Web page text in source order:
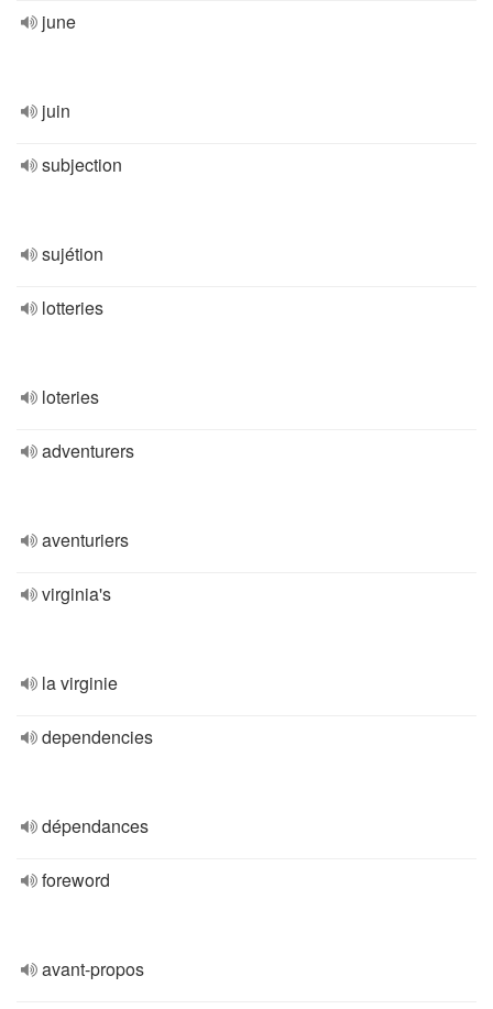
june
juin
subjection
sujétion
lotteries
loteries
adventurers
aventuriers
virginia's
la virginie
dependencies
dépendances
foreword
avant-propos